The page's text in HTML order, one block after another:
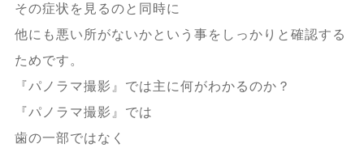
その症状を見るのと同時に
他にも悪い所がないかという事をしっかりと確認する
ためです。
『パノラマ撮影』では主に何がわかるのか？
『パノラマ撮影』では
歯の一部ではなく